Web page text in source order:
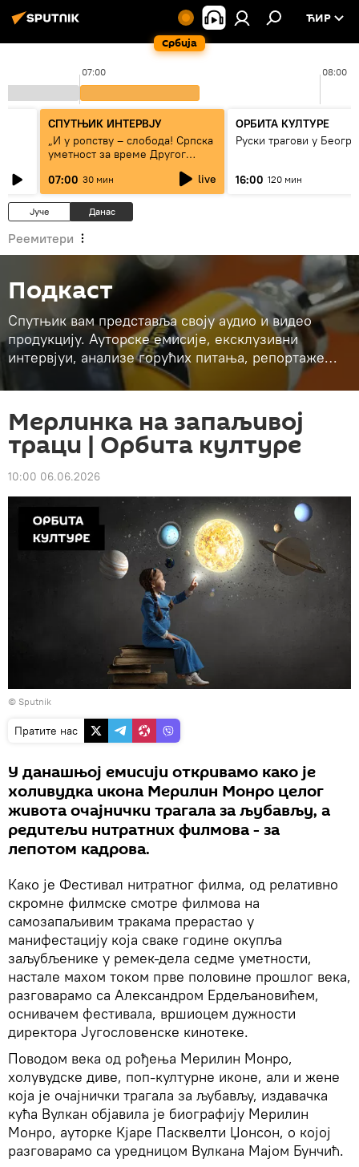
Србија
ЋИР
07:00 08:00
СПУТЊИК ИНТЕРВЈУ
„И у ропству – слобода! Српска
уметност за време Другог
07:00 30 мин live
ОРБИТА КУЛТУРЕ
Руски трагови у
16:00 120 мин
Јуче Данас
Реемитери
Подкаст
Спутњик вам представља своју аудио и видео
продукцију. Ауторске емисије, ексклузивни
интервјуи, анализе горућих питања, репортаже…
Мерлинка на запаљивој
траци | Орбита културе
10:00 06.06.2026
© Sputnik
Пратите нас
У данашњој емисији откривамо како је
холивудка икона Мерилин Монро целог
живота очајнички трагала за љубављу, а
редитељи нитратних филмова - за
лепотом кадрова.
Како је Фестивал нитратног филма, од релативно
скромне филмске смотре филмова на
самозапаљивим тракама прерастао у
манифестацију која сваке године окупља
заљубљенике у ремек-дела седме уметности,
настале махом током прве половине прошлог века,
разговарамо са Александром Ердељановићем,
оснивачем фестивала, вршиоцем дужности
директора Југословенске кинотеке.
Поводом века од рођења Мерилин Монро,
холувудске диве, поп-културне иконе, али и жене
која је очајнички трагала за љубављу, издавачка
кућа Вулкан објавила је биографију Мерилин
Монро, ауторке Кјаре Пасквелти Џонсон, о којој
разговарамо са уредницом Вулкана Мајом Бунчић.